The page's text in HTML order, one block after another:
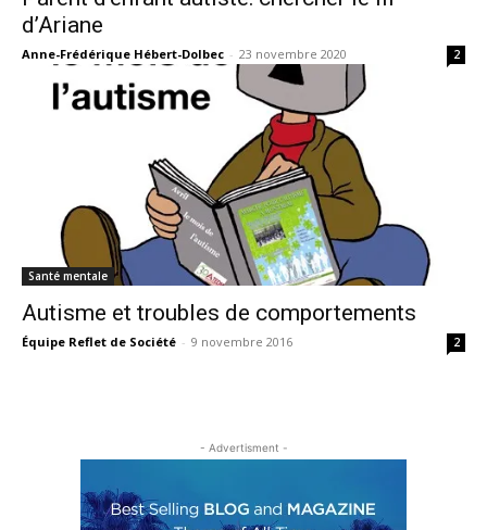
d’Ariane
Anne-Frédérique Hébert-Dolbec - 23 novembre 2020 2
Santé mentale
Autisme et troubles de comportements
Équipe Reflet de Société - 9 novembre 2016 2
- Advertisment -